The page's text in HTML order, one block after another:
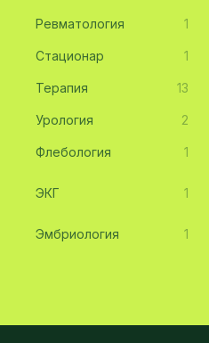
Ревматология 1
Стационар 1
Терапия 13
Урология 2
Флебология 1
ЭКГ 1
Эмбриология 1